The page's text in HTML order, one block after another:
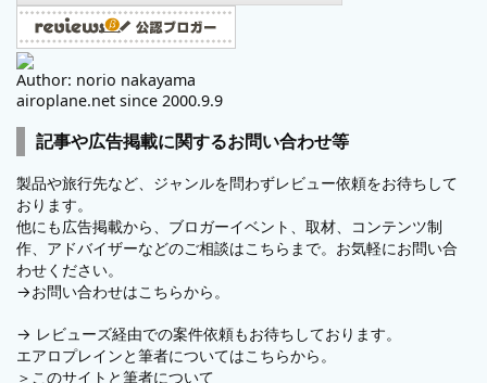
Author: norio nakayama
airoplane.net since 2000.9.9
記事や広告掲載に関するお問い合わせ等
製品や旅行先など、ジャンルを問わずレビュー依頼をお待ちして
おります。
他にも広告掲載から、ブロガーイベント、取材、コンテンツ制
作、アドバイザーなどのご相談はこちらまで。お気軽にお問い合
わせください。
→お問い合わせはこちらから。
→ レビューズ経由での案件依頼もお待ちしております。
エアロプレインと筆者についてはこちらから。
＞ このサイトと筆者について